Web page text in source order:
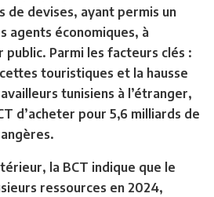
de devises, ayant permis un
agents économiques, à
public. Parmi les facteurs clés :
touristiques et la hausse
tunisiens à l’étranger,
d’acheter pour 5,6 milliards de
la BCT indique que le
ressources en 2024,